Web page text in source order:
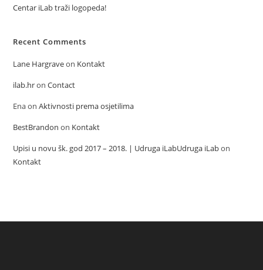
Centar iLab traži logopeda!
Recent Comments
Lane Hargraveon Kontakt
ilab.hronContact
EnaonAktivnosti prema osjetilima
BestBrandon on Kontakt
Upisi u novu šk. god 2017 – 2018. | Udruga iLabUdruga iLabon
Kontakt